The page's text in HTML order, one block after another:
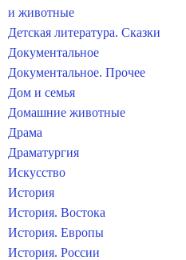
и животные
Детская литература. Сказки
Документальное
Документальное. Прочее
Дом и семья
Домашние животные
Драма
Драматургия
Искусство
История
История. Востока
История. Европы
История. России